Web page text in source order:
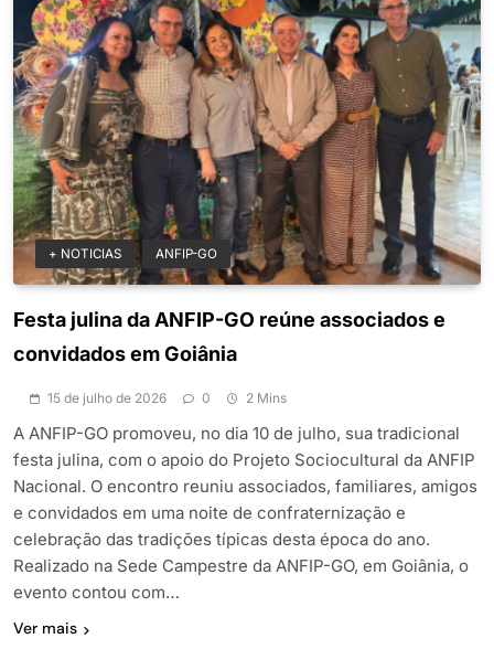
+ NOTICIAS ANFIP-GO
Festa julina da ANFIP-GO reúne associados e
convidados em Goiânia
15 de julho de 2026 0 2 Mins
A ANFIP-GO promoveu, no dia 10 de julho, sua tradicional
festa julina, com o apoio do Projeto Sociocultural da ANFIP
Nacional. O encontro reuniu associados, familiares, amigos
e convidados em uma noite de confraternização e
celebração das tradições típicas desta época do ano.
Realizado na Sede Campestre da ANFIP-GO, em Goiânia, o
evento contou com…
Ver mais